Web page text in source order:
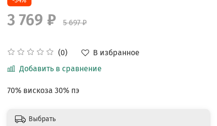
(0)
В избранное
Добавить в сравнение
3 769 ₽ 5 697 ₽
70% вискоза 30% пэ
Выбрать